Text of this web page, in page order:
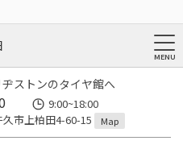
ストンのタイヤ館へ
9:00~18:00
市上柏田4-60-15
Map